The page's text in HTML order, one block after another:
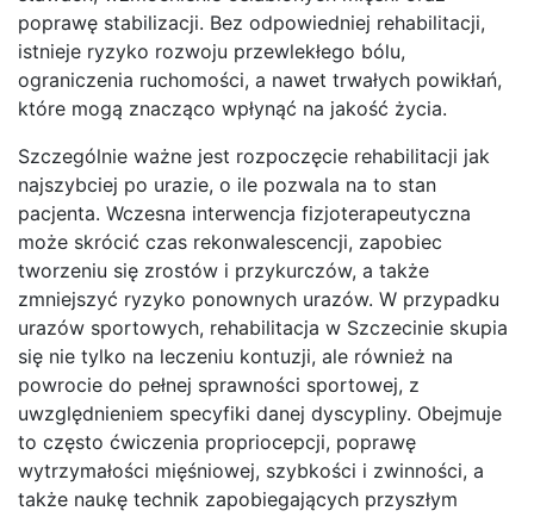
poprawę stabilizacji. Bez odpowiedniej rehabilitacji,
istnieje ryzyko rozwoju przewlekłego bólu,
ograniczenia ruchomości, a nawet trwałych powikłań,
które mogą znacząco wpłynąć na jakość życia.
Szczególnie ważne jest rozpoczęcie rehabilitacji jak
najszybciej po urazie, o ile pozwala na to stan
pacjenta. Wczesna interwencja fizjoterapeutyczna
może skrócić czas rekonwalescencji, zapobiec
tworzeniu się zrostów i przykurczów, a także
zmniejszyć ryzyko ponownych urazów. W przypadku
urazów sportowych, rehabilitacja w Szczecinie skupia
się nie tylko na leczeniu kontuzji, ale również na
powrocie do pełnej sprawności sportowej, z
uwzględnieniem specyfiki danej dyscypliny. Obejmuje
to często ćwiczenia propriocepcji, poprawę
wytrzymałości mięśniowej, szybkości i zwinności, a
także naukę technik zapobiegających przyszłym